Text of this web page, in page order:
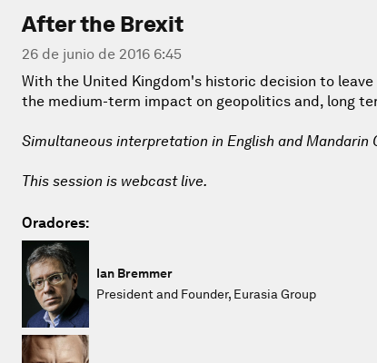
After the Brexit
26 de junio de 2016 6:45
With the United Kingdom's historic decision to
the medium-term impact on geopolitics and, long
Simultaneous interpretation in English and Mandarin
This session is webcast live.
Oradores:
Ian Bremmer
President and Founder, Eurasia Group